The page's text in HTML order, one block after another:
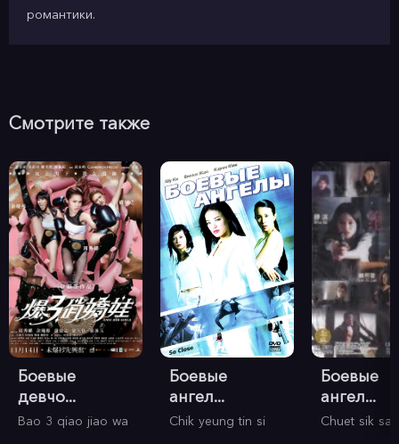
романтики.
Смотрите также
Боевые
девчо...
Bao 3 qiao jiao wa
Боевые
ангел...
Chik yeung tin si
Боевые
ангел...
Chuet sik